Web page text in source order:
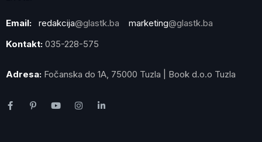
Email: redakcija@glastk.ba marketing@glastk.ba
Kontakt: 035-228-575
Adresa: Fočanska do 1A, 75000 Tuzla | Book d.o.o Tuzla